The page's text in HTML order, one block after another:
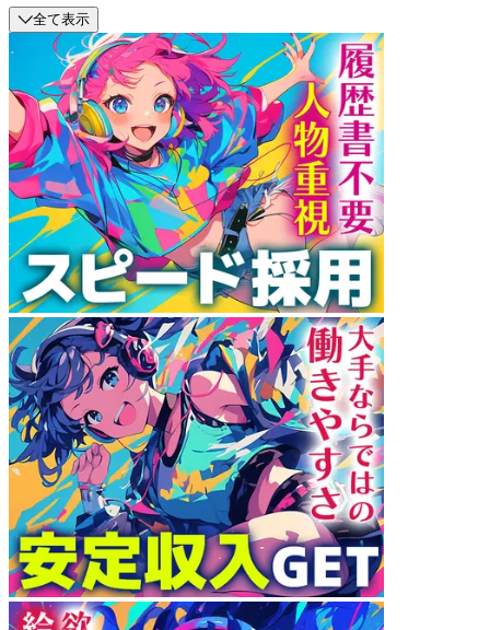
全て表示